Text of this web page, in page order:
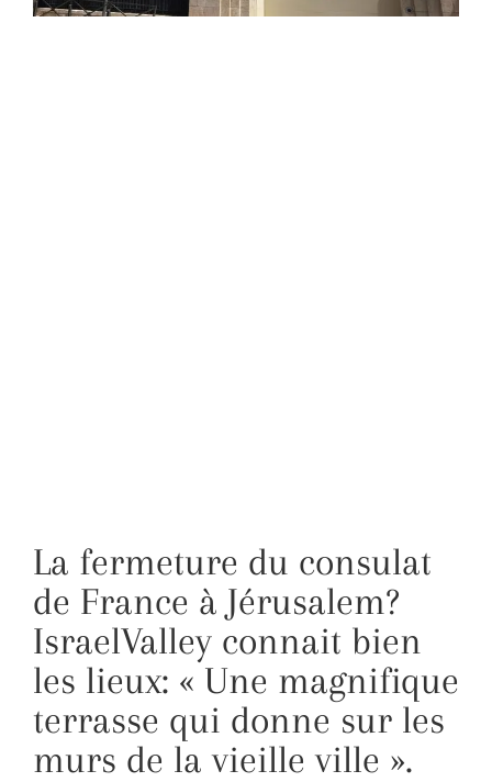
La fermeture du consulat
de France à Jérusalem?
IsraelValley connait bien
les lieux: « Une magnifique
terrasse qui donne sur les
murs de la vieille ville ».